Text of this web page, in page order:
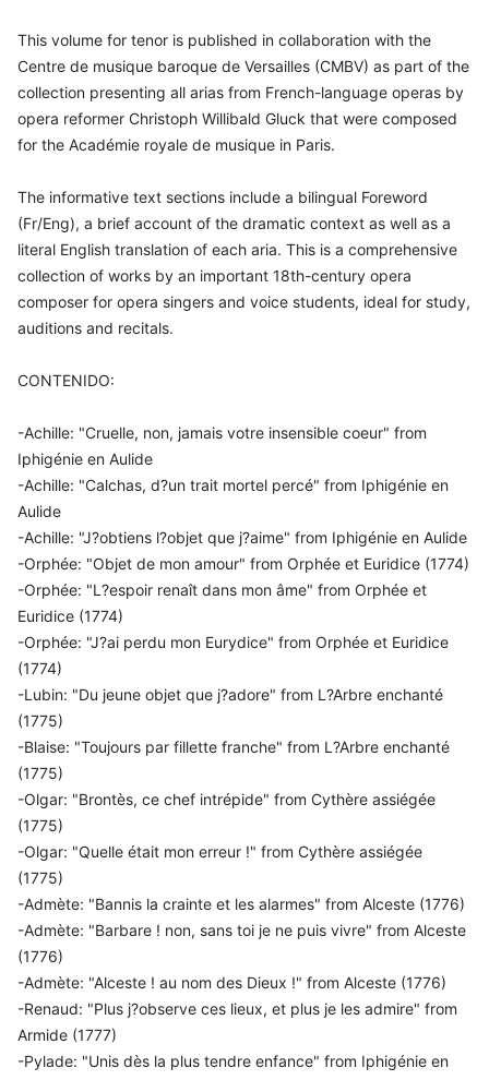
This volume for tenor is published in collaboration with the
Centre de musique baroque de Versailles (CMBV) as part of the
collection presenting all arias from French-language operas by
opera reformer Christoph Willibald Gluck that were composed
for the Académie royale de musique in Paris.
The informative text sections include a bilingual Foreword
(Fr/Eng), a brief account of the dramatic context as well as a
literal English translation of each aria. This is a comprehensive
collection of works by an important 18th-century opera
composer for opera singers and voice students, ideal for study,
auditions and recitals.
CONTENIDO:
-Achille: "Cruelle, non, jamais votre insensible coeur" from
Iphigénie en Aulide
-Achille: "Calchas, d?un trait mortel percé" from Iphigénie en
Aulide
-Achille: "J?obtiens l?objet que j?aime" from Iphigénie en Aulide
-Orphée: "Objet de mon amour" from Orphée et Euridice (1774)
-Orphée: "L?espoir renaît dans mon âme" from Orphée et
Euridice (1774)
-Orphée: "J?ai perdu mon Eurydice" from Orphée et Euridice
(1774)
-Lubin: "Du jeune objet que j?adore" from L?Arbre enchanté
(1775)
-Blaise: "Toujours par fillette franche" from L?Arbre enchanté
(1775)
-Olgar: "Brontès, ce chef intrépide" from Cythère assiégée
(1775)
-Olgar: "Quelle était mon erreur !" from Cythère assiégée
(1775)
-Admète: "Bannis la crainte et les alarmes" from Alceste (1776)
-Admète: "Barbare ! non, sans toi je ne puis vivre" from Alceste
(1776)
-Admète: "Alceste ! au nom des Dieux !" from Alceste (1776)
-Renaud: "Plus j?observe ces lieux, et plus je les admire" from
Armide (1777)
-Pylade: "Unis dès la plus tendre enfance" from Iphigénie en